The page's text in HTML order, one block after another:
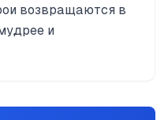
возвращаются в
и